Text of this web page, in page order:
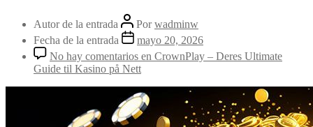
Autor de la entrada Porwadminw
Fecha de la entrada
mayo 20, 2026
No hay comentarios en CrownPlay – Deres Ultimate
Guide til Kasino på Nett